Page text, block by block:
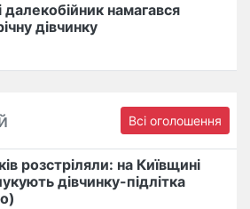
намагався
дівчинку
Всі оголошення
розстріляли: на Київщині
дівчинку-підлітка